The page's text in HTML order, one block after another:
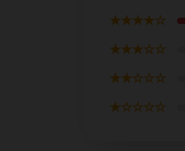
★★★★☆
★★★☆☆
★★☆☆☆
★☆☆☆☆